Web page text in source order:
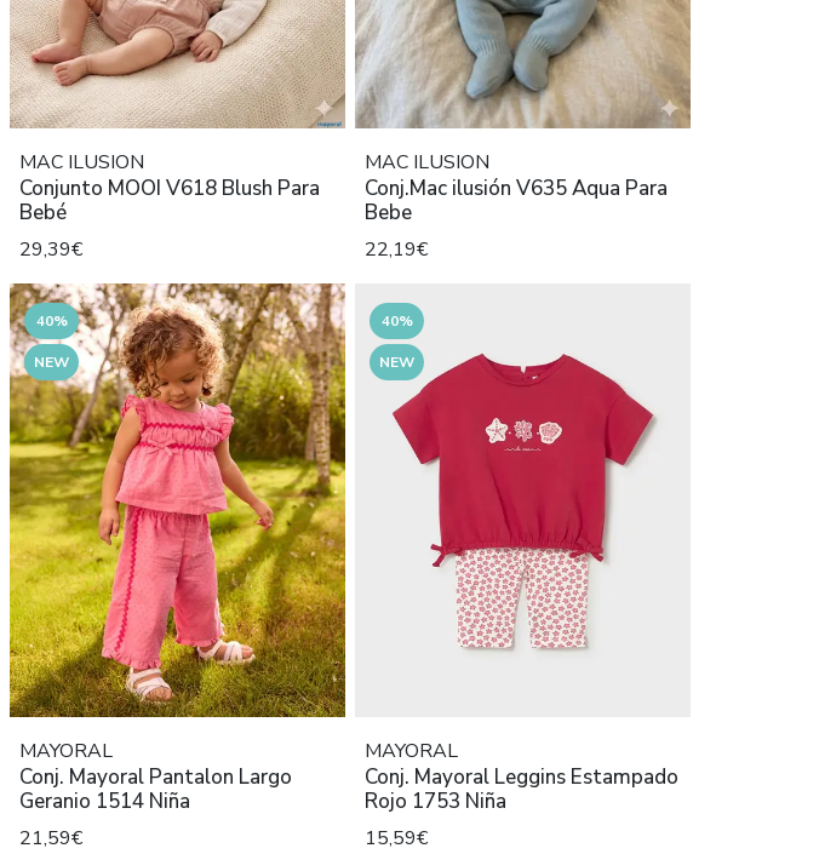
MAC ILUSION
Conjunto MOOI V618 Blush Para
Bebé
29,39€
MAC ILUSION
Conj.Mac ilusión V635 Aqua Para
Bebe
22,19€
40%
NEW
MAYORAL
Conj. Mayoral Pantalon Largo
Geranio 1514 Niña
21,59€
40%
NEW
MAYORAL
Conj. Mayoral Leggins Estampado
Rojo 1753 Niña
15,59€